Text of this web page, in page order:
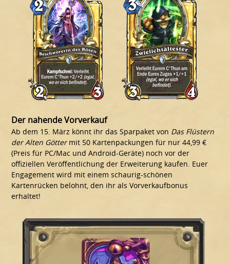
Der nahende Vorverkauf
Ab dem 15. März könnt ihr das Sparpaket von Das Flüstern
der Alten Göttermit 50 Kartenpackungen für nur 44,99 €
(Preis für PC/Mac und Android-Geräte) noch vor der
offiziellen Veröffentlichung der Erweiterung kaufen. Euer
Engagement wird mit einem schaurig-schönen
Kartenrücken belohnt, den ihr als Vorverkaufbonus
erhaltet!